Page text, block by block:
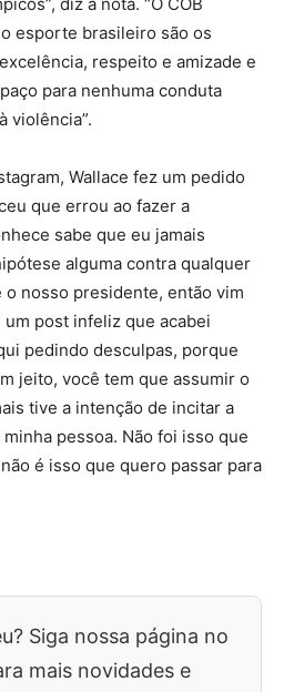
esporte brasileiro são os
respeito e amizade e
para nenhuma conduta
violência”.
Wallace fez um pedido
que errou ao fazer a
sabe que eu jamais
alguma contra qualquer
nosso presidente, então vim
post infeliz que acabei
pedindo desculpas, porque
jeito, você tem que assumir o
tive a intenção de incitar a
pessoa. Não foi isso que
é isso que quero passar para
Siga nossa página no
mais novidades e